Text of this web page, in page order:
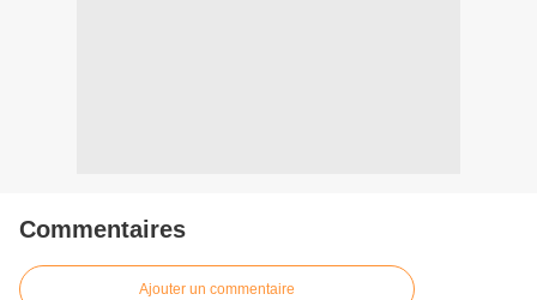
Commentaires
Ajouter un commentaire